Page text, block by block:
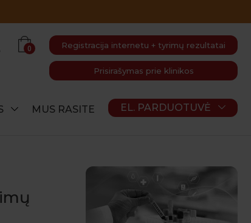
Registracija internetu + tyrimų rezultatai
Prisirašymas prie klinikos
0
MUS RASITE EL. PARDUOTUVĖ